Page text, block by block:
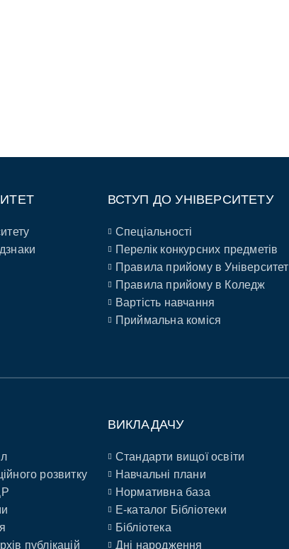
ВСТУП ДО УНІВЕРСИТЕТУ
Спеціальності
Перелік конкурсних предметів
Правила прийому в Університет
Правила прийому в Коледж
Вартість навчання
Приймальна коміся
розвитку
публікацій
ВИКЛАДАЧУ
Стандарти вищої освіти
Навчальні плани
Нормативна база
E-каталог Бібліотеки
Бібліотека
Дні народження